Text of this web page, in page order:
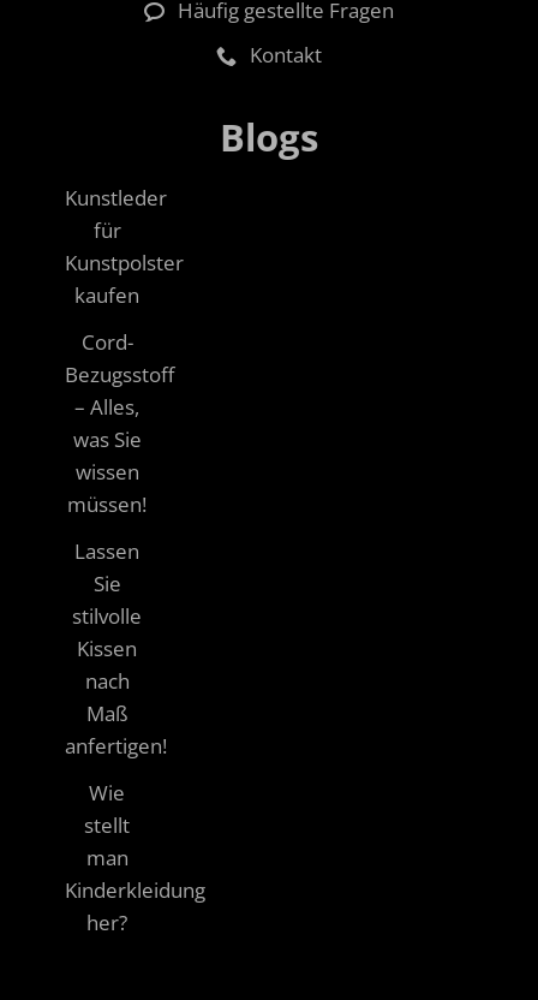
Häufig gestellte Fragen
Kontakt
Blogs
Kunstleder
für
Kunstpolster
kaufen
Cord-
Bezugsstoff
– Alles,
was Sie
wissen
müssen!
Lassen
Sie
stilvolle
Kissen
nach
Maß
anfertigen!
Wie
stellt
man
Kinderkleidung
her?